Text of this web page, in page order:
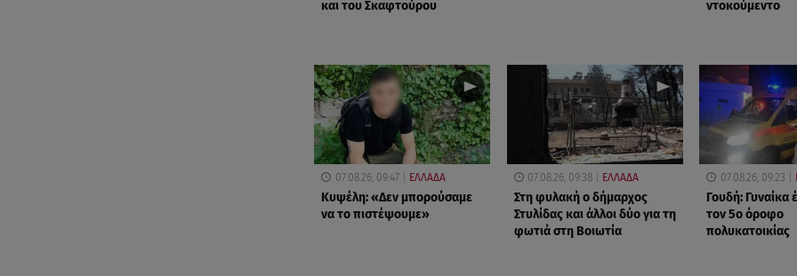
και του Σκαφτούρου
ντοκούμεντο
07.08.26, 09:47 ΕΛΛΑΔΑ
Κυψέλη: «Δεν μπορούσαμε
να το πιστέψουμε»
07.08.26, 09:38 ΕΛΛΑΔΑ
Στη φυλακή ο δήμαρχος
Στυλίδας και άλλοι δύο για τη
φωτιά στη Βοιωτία
07.08.26, 09:23
Γουδή: Γυναίκα
τον 5ο όροφο
πολυκατοικίας